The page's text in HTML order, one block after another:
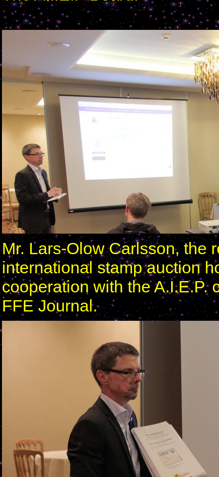
Mr. Lars-Olow Carlsson, the
international stamp auction
cooperation with the A.I.E.P.
FFE Journal.